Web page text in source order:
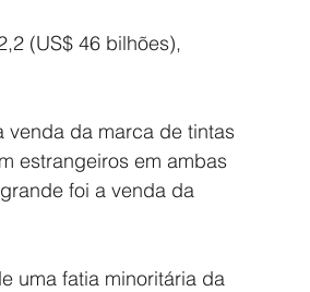
(US$ 46 bilhões),
venda da marca de tintas
estrangeiros em ambas
foi a venda da
uma fatia minoritária da